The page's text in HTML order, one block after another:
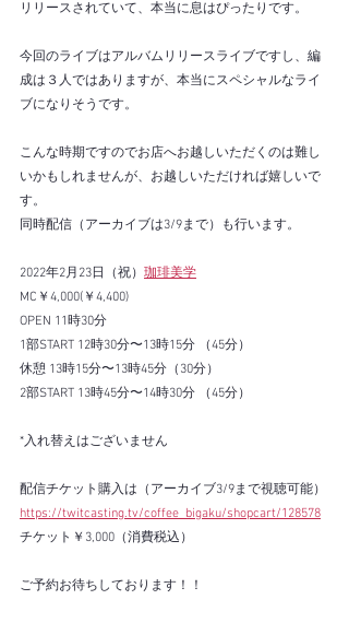
リリースされていて、本当に息はぴったりです。
今回のライブはアルバムリリースライブですし、編
成は３人ではありますが、本当にスペシャルなライ
ブになりそうです。
こんな時期ですのでお店へお越しいただくのは難し
いかもしれませんが、お越しいただければ嬉しいで
す。
同時配信（アーカイブは3/9まで）も行います。
2022年2月23日（祝） 珈琲美学
MC￥4,000(￥4,400)
OPEN 11時30分
1部START 12時30分〜13時15分 （45分）
休憩 13時15分〜13時45分（30分）
2部START 13時45分〜14時30分 （45分）
*入れ替えはございません
配信チケット購入は（アーカイブ3/9まで視聴可能）
https://twitcasting.tv/coffee_bigaku/shopcart/128578
チケット￥3,000（消費税込）
ご予約お待ちしております！！